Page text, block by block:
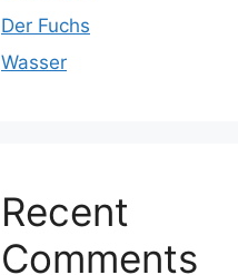
Der Fuchs
Wasser
Recent
Comments